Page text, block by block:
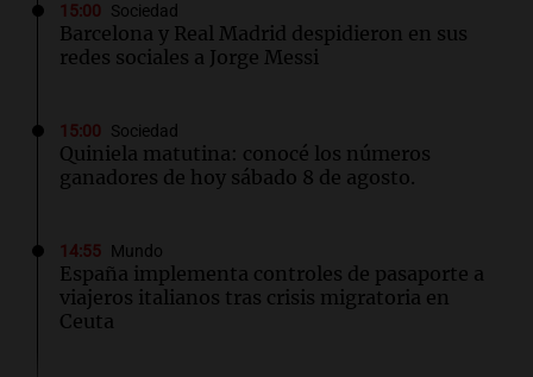
15:00 Sociedad
Barcelona y Real Madrid despidieron en sus
redes sociales a Jorge Messi
15:00 Sociedad
Quiniela matutina: conocé los números
ganadores de hoy sábado 8 de agosto.
14:55 Mundo
España implementa controles de pasaporte a
viajeros italianos tras crisis migratoria en
Ceuta